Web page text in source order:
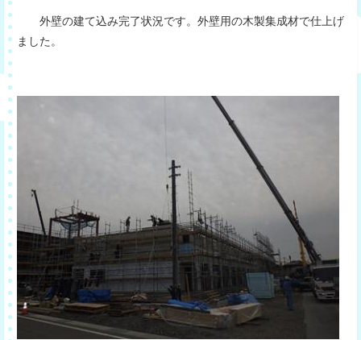
外壁の建て込み完了状況です。外壁用の木製集成材で仕上げ
ました。